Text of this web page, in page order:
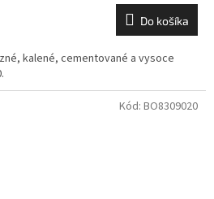
Do košíka
kalené, cementované a vysoce
Kód: BO8309020